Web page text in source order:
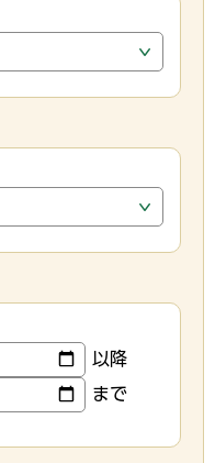
以降
まで